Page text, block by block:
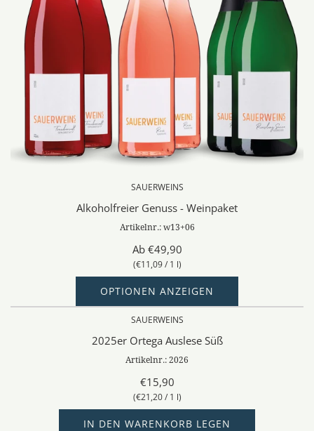
SAUERWEINS
Alkoholfreier Genuss - Weinpaket
Artikelnr.: w13+06
Ab €49,90
(€11,09 / 1 l)
OPTIONEN ANZEIGEN
SAUERWEINS
2025er Ortega Auslese Süß
Artikelnr.: 2026
€15,90
(€21,20 / 1 l)
IN DEN WARENKORB LEGEN